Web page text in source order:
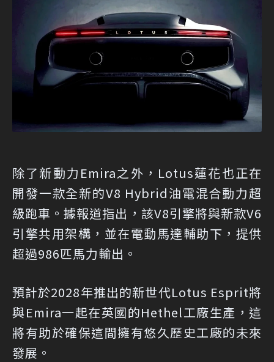
除了新動力Emira之外，Lotus蓮花也正在
開發一款全新的V8 Hybrid油電混合動力超
級跑車。據報道指出，該V8引擎將與新款V6
引擎共用架構，並在電動馬達輔助下，提供
超過986匹馬力輸出。
預計於2028年推出的新世代Lotus Esprit將
與Emira一起在英國的Hethel工廠生產，這
將有助於確保這間擁有悠久歷史工廠的未來
發展。